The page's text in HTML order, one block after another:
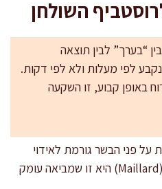
השולחן
“בערך” לבין תוצאה
לפי מעלות ולא לפי דקות.
באופן קבוע, זו השקעה
על פני הבשר גורמת לאידוי
במקום השחמה. השחמה (Maillard) היא זו שמביאה עומק